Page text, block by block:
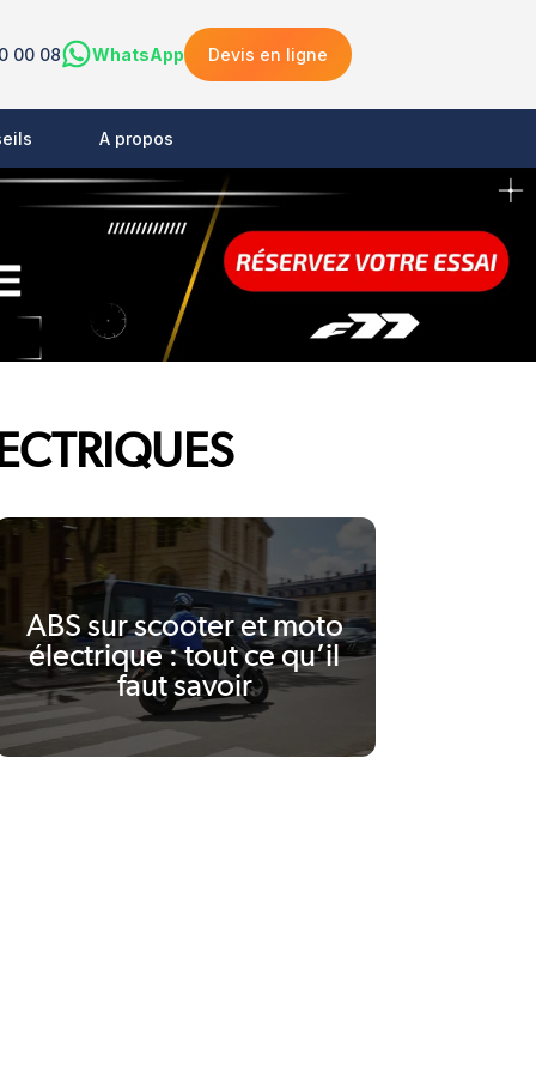
00 08 WhatsApp Devis en ligne
Pink Blast
Supermotard 50cc
A propos
ABS sur scooter et moto
électrique : tout ce qu’il
faut savoir